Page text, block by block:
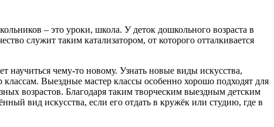
– это уроки, школа. У деток дошкольного возраста в
служит таким катализатором, от которого отталкивается
научиться чему-то новому. Узнать новые виды искусства,
Выездные мастер классы особенно хорошо подходят для
возрастов. Благодаря таким творческим выездным детским
вид искусства, если его отдать в кружёк или студию, где в